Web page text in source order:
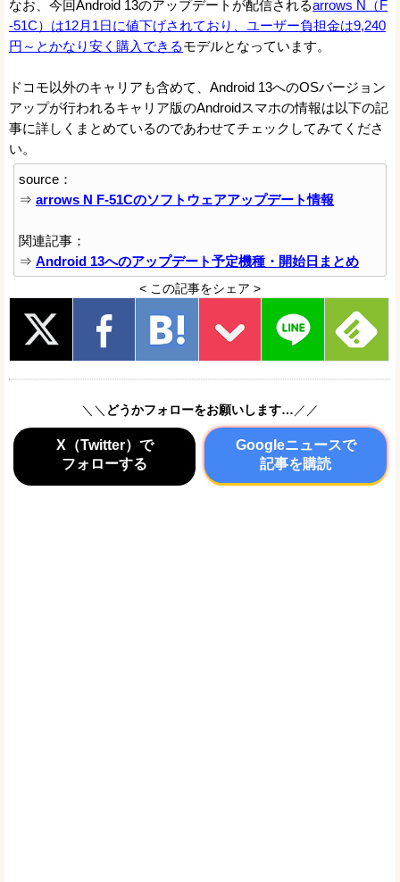
なお、今回Android 13のアップデートが配信されるarrows N（F
-51C）は12月1日に値下げされており、ユーザー負担金は9,240
円～とかなり安く購入できるモデルとなっています。
ドコモ以外のキャリアも含めて、Android 13へのOSバージョン
アップが行われるキャリア版のAndroidスマホの情報は以下の記
事に詳しくまとめているのであわせてチェックしてみてくださ
い。
source：
⇒ arrows N F-51Cのソフトウェアアップデート情報
関連記事：
⇒ Android 13へのアップデート予定機種・開始日まとめ
< この記事をシェア >
＼＼ どうかフォローをお願いします…／／
X（Twitter）で
フォローする
Googleニュースで
記事を購読